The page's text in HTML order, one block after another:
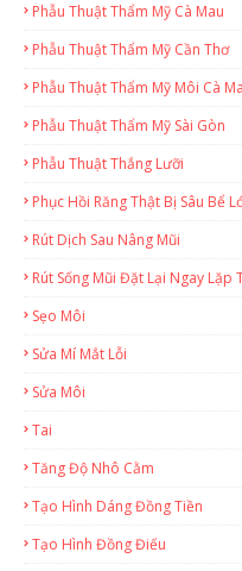
Phẫu Thuật Thẩm Mỹ Cà Mau
Phẫu Thuật Thẩm Mỹ Cần Thơ
Phẫu Thuật Thẩm Mỹ Môi Cà
Phẫu Thuật Thẩm Mỹ Sài Gòn
Phẫu Thuật Thắng Lưỡi
Phục Hồi Răng Thật Bị Sâu Bể
Rút Dịch Sau Nâng Mũi
Rút Sống Mũi Đặt Lại Ngay Lặp
Sẹo Môi
Sửa Mí Mắt Lỗi
Sửa Môi
Tai
Tăng Độ Nhô Cằm
Tạo Hình Dáng Đồng Tiền
Tạo Hình Đồng Điếu